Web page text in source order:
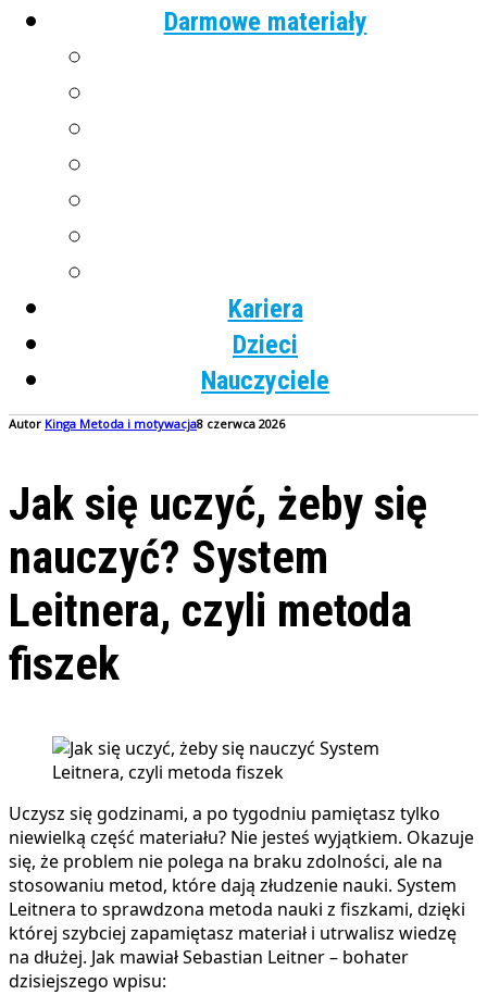
Darmowe materiały
Kariera
Dzieci
Nauczyciele
Autor Kinga Metoda i motywacja8 czerwca 2026
Jak się uczyć, żeby się
nauczyć? System
Leitnera, czyli metoda
fiszek
Uczysz się godzinami, a po tygodniu pamiętasz tylko
niewielką część materiału? Nie jesteś wyjątkiem. Okazuje
się, że problem nie polega na braku zdolności, ale na
stosowaniu metod, które dają złudzenie nauki. System
Leitnera to sprawdzona metoda nauki z fiszkami, dzięki
której szybciej zapamiętasz materiał i utrwalisz wiedzę
na dłużej. Jak mawiał Sebastian Leitner – bohater
dzisiejszego wpisu: